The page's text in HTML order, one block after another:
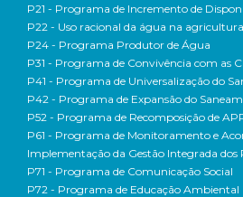
P21 - Programa de Incremento de
P22 - Uso racional da água na agricultura
P24 - Programa Produtor de Água
P31 - Programa de Convivência com as
P41 - Programa de Universalização do
P42 - Programa de Expansão do
P52 - Programa de Recomposição de
P61 - Programa de Monitoramento e
Implementação da Gestão Integrada dos
P71 - Programa de Comunicação Social
P72 - Programa de Educação Ambiental